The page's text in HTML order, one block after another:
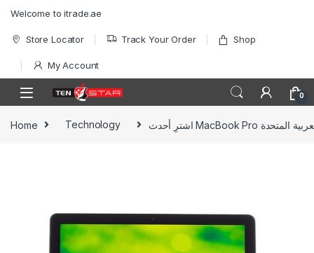
Welcome to itrade.ae
Store Locator Track Your Order Shop
My Account
0
Home Technology